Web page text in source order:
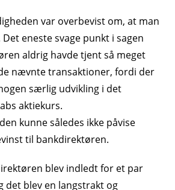
var overbevist om, at man
eneste svage punkt i sagen
aldrig havde tjent så meget
nævnte transaktioner, fordi der
særlig udvikling i det
aktiekurs.
kunne således ikke påvise
til bankdirektøren.
blev indledt for et par
det blev en langstrakt og